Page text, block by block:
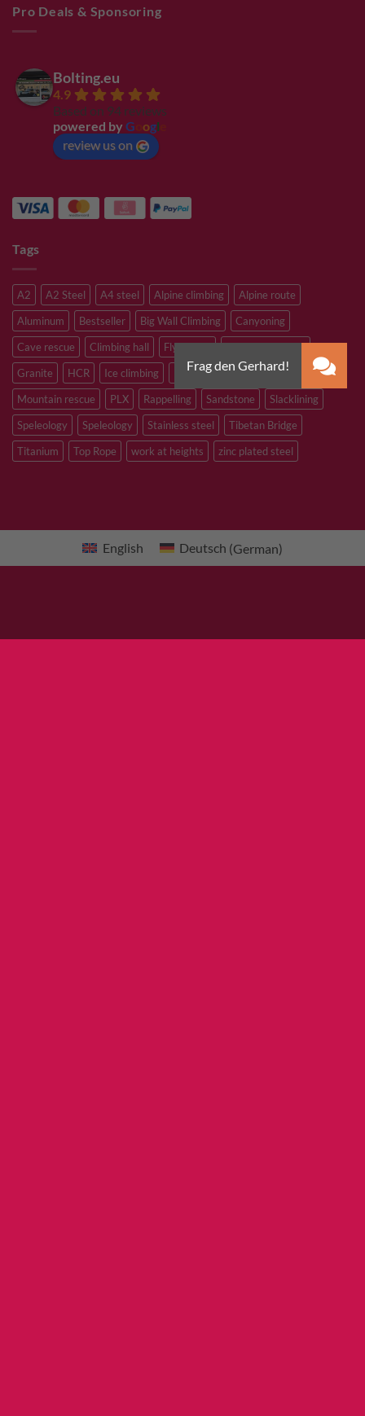
Pro Deals & Sponsoring
Bolting.eu
4.9
Based on 94 reviews
powered by G ogl
review us on
Tags
A2 A2 Steel A4 steel Alpine climbing
Alpine route
Aluminum
Bestseller Big Wall Climbing
Canyoning
Cave rescue
Climbing hall Flying Fox
Glacier travelling
Granite
HCR Ice climbing Inox M8 M10
M12
Mountain rescue
PLX Rappelling Sandstone
Slacklining
Speleology
Speleology Stainless steel
Tibetan Bridge
Titanium
Top Rope work at heights zinc plated steel
English Deutsch (German)